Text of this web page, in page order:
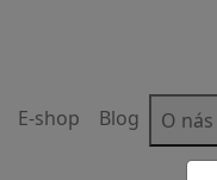
E-shop Blog
O nás